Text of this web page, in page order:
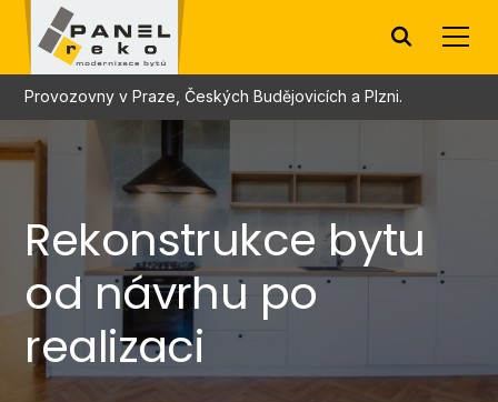
Provozovny v Praze, Českých Budějovicích a Plzni.
Rekonstrukce bytu
od návrhu po
realizaci